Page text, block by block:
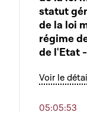
statut
de la loi
régime
de l'Etat
Voir le
05:05:53